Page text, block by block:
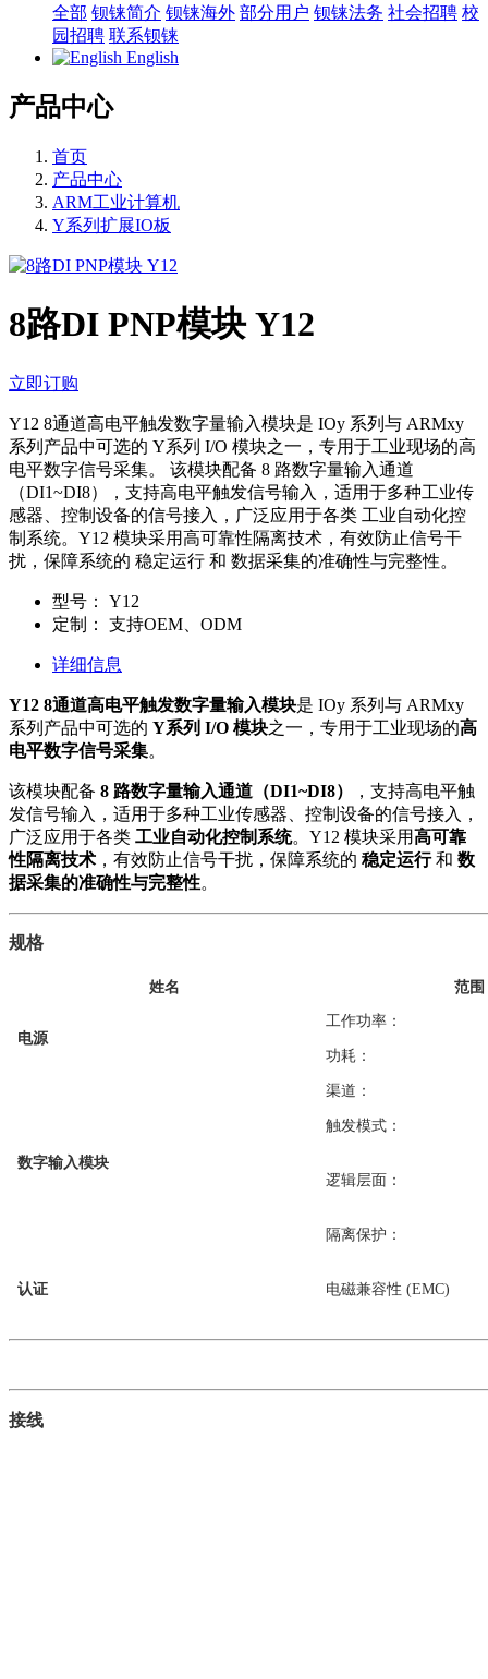
全部 钡铼简介 钡铼海外 部分用户 钡铼法务 社会招聘 校
园招聘 联系钡铼
English
产品中心
首页
产品中心
ARM工业计算机
Y系列扩展IO板
8路DI PNP模块 Y12
立即订购
Y12 8通道高电平触发数字量输入模块是 IOy 系列与 ARMxy
系列产品中可选的 Y系列 I/O 模块之一，专用于工业现场的高
电平数字信号采集。 该模块配备 8 路数字量输入通道
（DI1~DI8），支持高电平触发信号输入，适用于多种工业传
感器、控制设备的信号接入，广泛应用于各类 工业自动化控
制系统。Y12 模块采用高可靠性隔离技术，有效防止信号干
扰，保障系统的 稳定运行 和 数据采集的准确性与完整性。
型号：
Y12
定制：
支持OEM、ODM
详细信息
Y12 8通道高电平触发数字量输入模块是 IOy 系列与 ARMxy
系列产品中可选的 Y系列 I/O 模块之一，专用于工业现场的高
电平数字信号采集。
该模块配备 8 路数字量输入通道（DI1~DI8）
，支持高电平触
发信号输入，适用于多种工业传感器、控制设备的信号接入，
广泛应用于各类 工业自动化控制系统。Y12 模块采用高可靠
性隔离技术 ，有效防止信号干扰，保障系统的 稳定运行和 数
据采集的准确性与完整性。
规格
姓名 范围
电源
工作功率：
功耗：
数字输入模块
渠道：
触发模式：
逻辑层面：
隔离保护：
认证 电磁兼容性 (EMC)
接线